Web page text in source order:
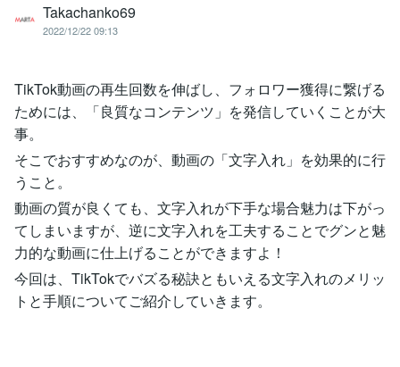
Takachanko69
2022/12/22 09:13
TikTok動画の再生回数を伸ばし、フォロワー獲得に繋げる
ためには、「良質なコンテンツ」を発信していくことが大
事。
そこでおすすめなのが、動画の「文字入れ」を効果的に行
うこと。
動画の質が良くても、文字入れが下手な場合魅力は下がっ
てしまいますが、逆に文字入れを工夫することでグンと魅
力的な動画に仕上げることができますよ！
今回は、TikTokでバズる秘訣ともいえる文字入れのメリッ
トと手順についてご紹介していきます。